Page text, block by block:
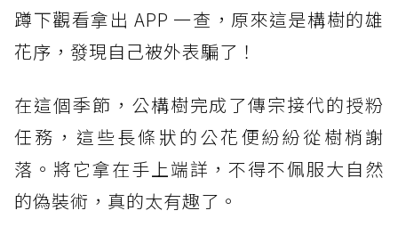
蹲下觀看拿出 APP 一查，原來這是構樹的雄
花序，發現自己被外表騙了！
在這個季節，公構樹完成了傳宗接代的授粉
任務，這些長條狀的公花便紛紛從樹梢謝
落。將它拿在手上端詳，不得不佩服大自然
的偽裝術，真的太有趣了。